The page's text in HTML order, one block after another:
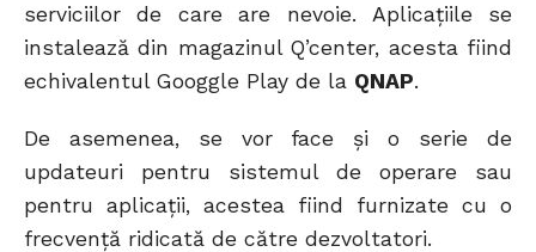
serviciilor de care are nevoie. Aplicațiile se
instalează din magazinul Q’center, acesta fiind
echivalentul Googgle Play de la QNAP.
De asemenea, se vor face și o serie de
updateuri pentru sistemul de operare sau
pentru aplicații, acestea fiind furnizate cu o
frecvență ridicată de către dezvoltatori.